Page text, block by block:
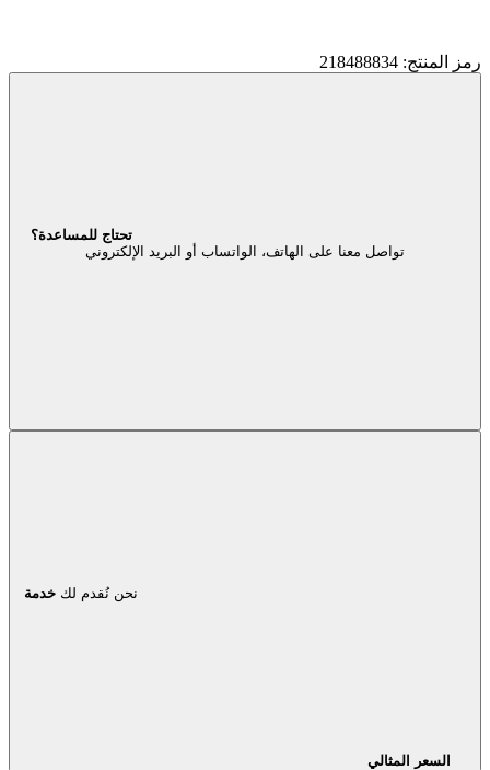
رمز المنتج: 218488834
تحتاج للمساعدة؟
تواصل معنا على الهاتف، الواتساب أو البريد الإلكتروني
نحن نُقدم لك خدمة
السعر المثالي